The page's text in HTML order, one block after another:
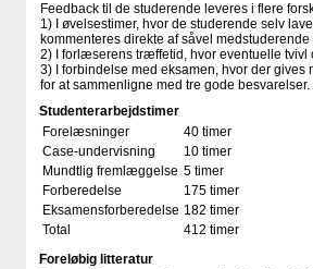
Feedback til de studerende leveres i flere
1) I øvelsestimer, hvor de studerende selv
kommenteres direkte af såvel
2) I forlæserens træffetid, hvor eventuelle tvivl
3) I forbindelse med eksamen, hvor der
for at sammenligne med tre gode besvarelser.
Studenterarbejdstimer
Forelæsninger
40 timer
Case-undervisning
10 timer
Mundtlig fremlæggelse 5 timer
Forberedelse
175 timer
Eksamensforberedelse 182 timer
Total
412 timer
Foreløbig litteratur